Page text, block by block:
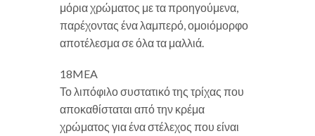
μόρια χρώματος με τα προηγούμενα,
παρέχοντας ένα λαμπερό, ομοιόμορφο
αποτέλεσμα σε όλα τα μαλλιά.
18MEA
Το λιπόφιλο συστατικό της τρίχας που
αποκαθίσταται από την κρέμα
χρώματος για ένα στέλεχος που είναι